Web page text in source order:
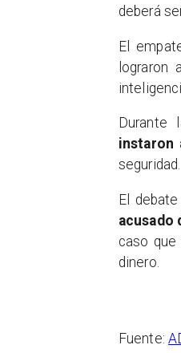
deberá
El
Durante
instaron
seguridad.
El
acusado
caso
dinero.
Fuente: